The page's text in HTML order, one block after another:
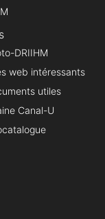
DRIIHM
web intéressants
utiles
Canal-U